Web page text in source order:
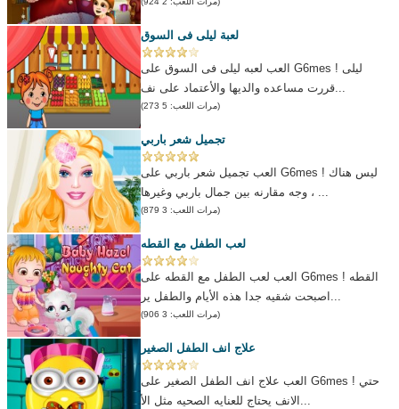
لعبة ليلى فى السوق
العب لعبه ليلى فى السوق على G6mes ! ليلى
(مرات اللعب: 5 273)
تجميل شعر باربي
العب تجميل شعر باربي على G6mes ! ليس هناك
وجه مقارنه بين جمال باربي وغيرها ، ...
(مرات اللعب: 3 879)
لعب الطفل مع القطه
العب لعب الطفل مع القطه على G6mes ! القطه
(مرات اللعب: 3 906)
علاج انف الطفل الصغير
العب علاج انف الطفل الصغير على G6mes ! حتي